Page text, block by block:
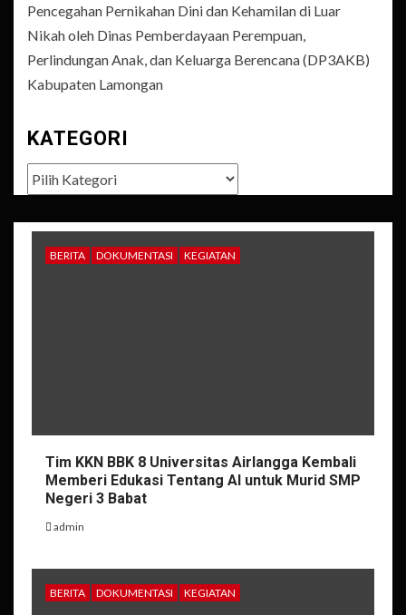
Pencegahan Pernikahan Dini dan Kehamilan di Luar
Nikah oleh Dinas Pemberdayaan Perempuan,
Perlindungan Anak, dan Keluarga Berencana (DP3AKB)
Kabupaten Lamongan
KATEGORI
Kategori
BERITA DOKUMENTASI KEGIATAN
Tim KKN BBK 8 Universitas Airlangga Kembali
Memberi Edukasi Tentang AI untuk Murid SMP
Negeri 3 Babat
admin
BERITA DOKUMENTASI KEGIATAN